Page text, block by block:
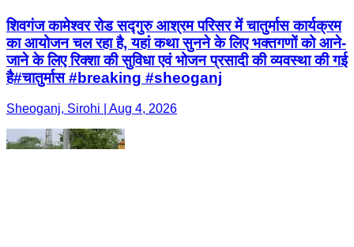
शिवगंज कामेश्वर रोड सद्गुरु आश्रम परिसर में चातुर्मास कार्यक्रम
का आयोजन चल रहा है, यहां कथा सुनने के लिए भक्तगणों को आने-
जाने के लिए रिक्शा की सुविधा एवं भोजन प्रसादी की व्यवस्था की गई
है#चातुर्मास #breaking #sheoganj
Sheoganj, Sirohi | Aug 4, 2026